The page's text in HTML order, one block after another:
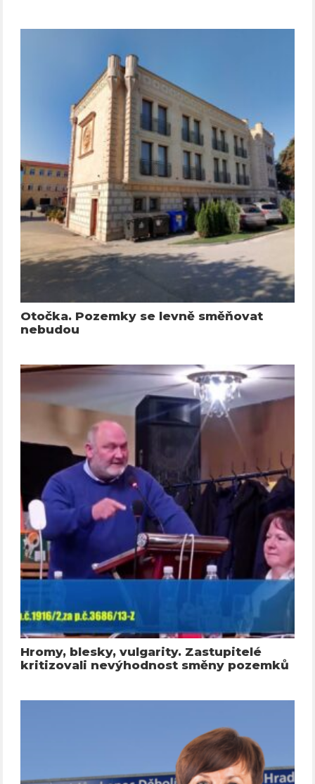
Otočka. Pozemky se levně směňovat
nebudou
Hromy, blesky, vulgarity. Zastupitelé
kritizovali nevýhodnost směny pozemků